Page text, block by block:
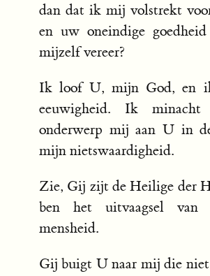
dan dat ik mij volstrekt
en uw oneindige
mijzelf vereer?
Ik loof U, mijn God, en
eeuwigheid. Ik
onderwerp mij aan U in
mijn nietswaardigheid.
Zie, Gij zijt de Heilige der
ben het uitvaagsel van
mensheid.
Gij buigt U naar mij die